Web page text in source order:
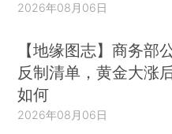
2026年08月06日
【地缘图志】商务部
反制清单，黄金大涨
如何
2026年08月06日